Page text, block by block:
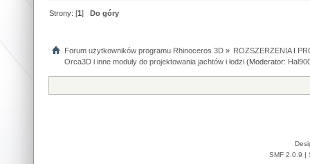
Strony: [1] Do góry
Forum użytkowników programu Rhinoceros 3D»
ROZSZERZENIA I
Orca3D i inne moduły do projektowania jachtów i łodzi(Moderator:
SMF 2.0.9 |